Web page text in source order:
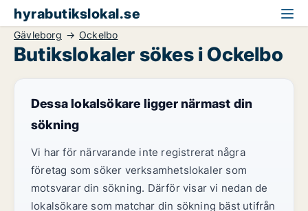
hyrabutikslokal.se
Gävleborg Ockelbo
Butikslokaler sökes i Ockelbo
Dessa lokalsökare ligger närmast din
sökning
Vi har för närvarande inte registrerat några
företag som söker verksamhetslokaler som
motsvarar din sökning. Därför visar vi nedan de
lokalsökare som matchar din sökning bäst utifrån